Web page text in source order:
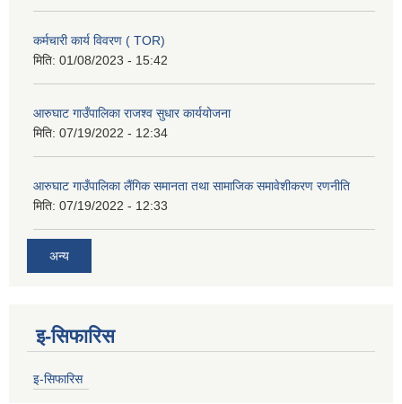
कर्मचारी कार्य विवरण ( TOR)
मिति: 01/08/2023 - 15:42
आरुघाट गाउँपालिका राजश्व सुधार कार्ययोजना
मिति: 07/19/2022 - 12:34
आरुघाट गाउँपालिका लैंगिक समानता तथा सामाजिक समावेशीकरण रणनीति
मिति: 07/19/2022 - 12:33
अन्य
इ-सिफारिस
इ-सिफारिस